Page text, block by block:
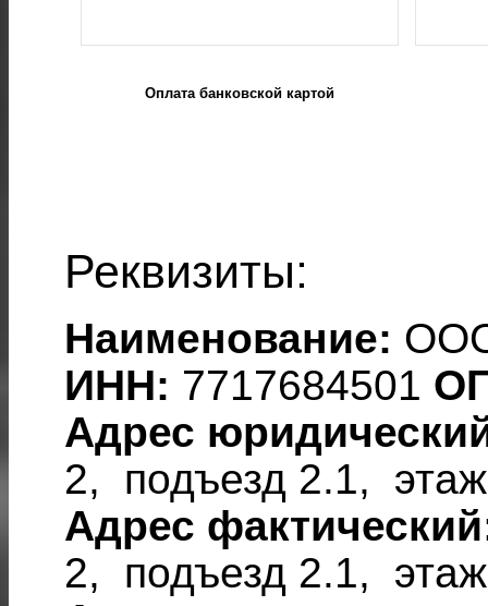
Оплата банковской картой
Реквизиты:
Наименование:
ИНН: 7717684501
Адрес
2, подъезд 2.1,
Адрес
2, подъезд 2.1,